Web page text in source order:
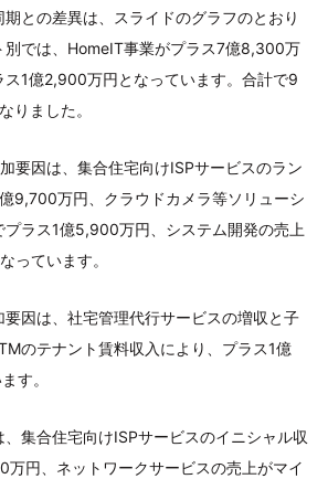
との差異は、スライドのグラフのとおり
別では、HomeIT事業がプラス7億8,300万
ス1億2,900万円となっています。合計で9
りました。
要因は、集合住宅向けISPサービスのラン
9,700万円、クラウドカメラ等ソリューシ
プラス1億5,900万円、システム開発の売上
っています。
因は、社宅管理代行サービスの増収と子
のテナント賃料収入により、プラス1億
す。
集合住宅向けISPサービスのイニシャル収
万円、ネットワークサービスの売上がマイ